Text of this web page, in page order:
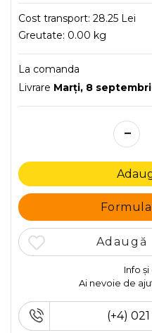
Cost transport: 28.25 Lei
Greutate: 0.00 kg
La comanda
Livrare Marţi, 8
-
Adaugă
Info
Ai nevoie de
(+4)